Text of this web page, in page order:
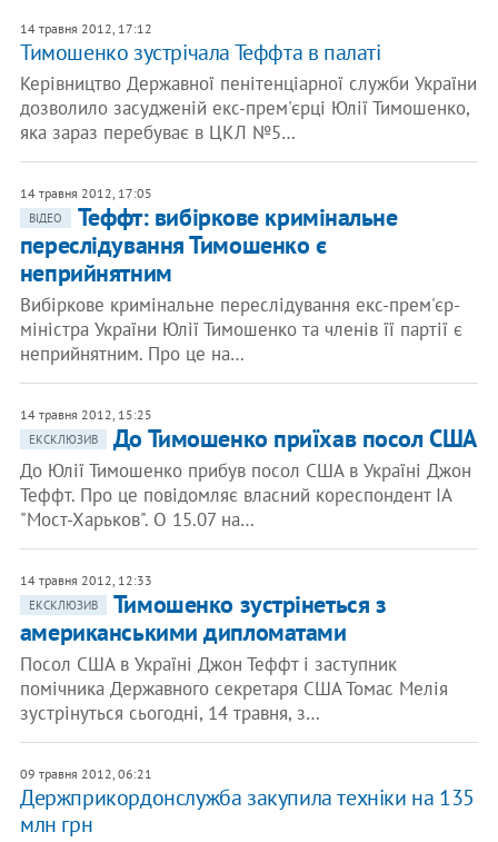
14 травня 2012, 17:12
Тимошенко зустрічала Теффта в палаті
Керівництво Державної пенітенціарної служби України
дозволило засудженій екс-прем'єрці Юлії Тимошенко,
яка зараз перебуває в ЦКЛ №5…
14 травня 2012, 17:05
ВІДЕО
Теффт: вибіркове кримінальне
переслідування Тимошенко є
неприйнятним
Вибіркове кримінальне переслідування екс-прем'єр-
міністра України Юлії Тимошенко та членів її партії є
неприйнятним. Про це на…
14 травня 2012, 15:25
ЕКСКЛЮЗИВ До Тимошенко приїхав посол США
До Юлії Тимошенко прибув посол США в Україні Джон
Теффт. Про це повідомляє власний кореспондент ІА
"Мост-Харьков". О 15.07 на…
14 травня 2012, 12:33
ЕКСКЛЮЗИВ
Тимошенко зустрінеться з
американськими дипломатами
Посол США в Україні Джон Теффт і заступник
помічника Державного секретаря США Томас Мелія
зустрінуться сьогодні, 14 травня, з…
09 травня 2012, 06:21
Держприкордонслужба закупила техніки на 135
млн грн